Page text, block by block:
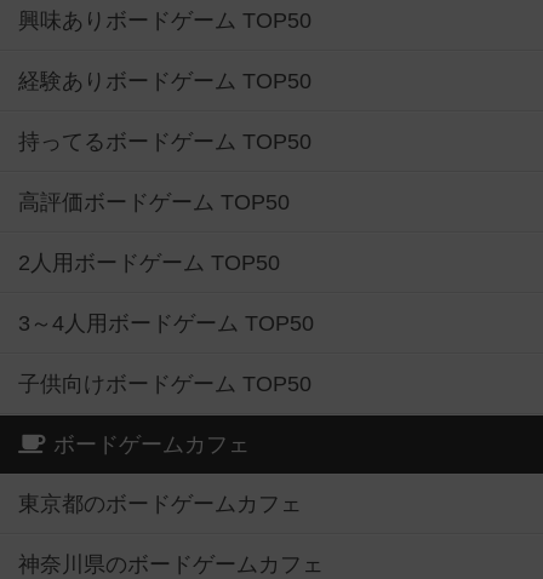
興味ありボードゲーム TOP50
経験ありボードゲーム TOP50
持ってるボードゲーム TOP50
高評価ボードゲーム TOP50
2人用ボードゲーム TOP50
3～4人用ボードゲーム TOP50
子供向けボードゲーム TOP50
ボードゲームカフェ
東京都のボードゲームカフェ
神奈川県のボードゲームカフェ